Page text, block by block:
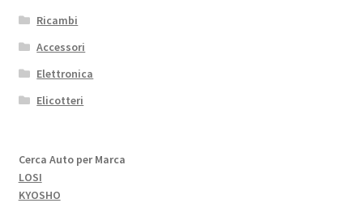
Ricambi
Accessori
Elettronica
Elicotteri
Cerca Auto per Marca
LOSI
KYOSHO